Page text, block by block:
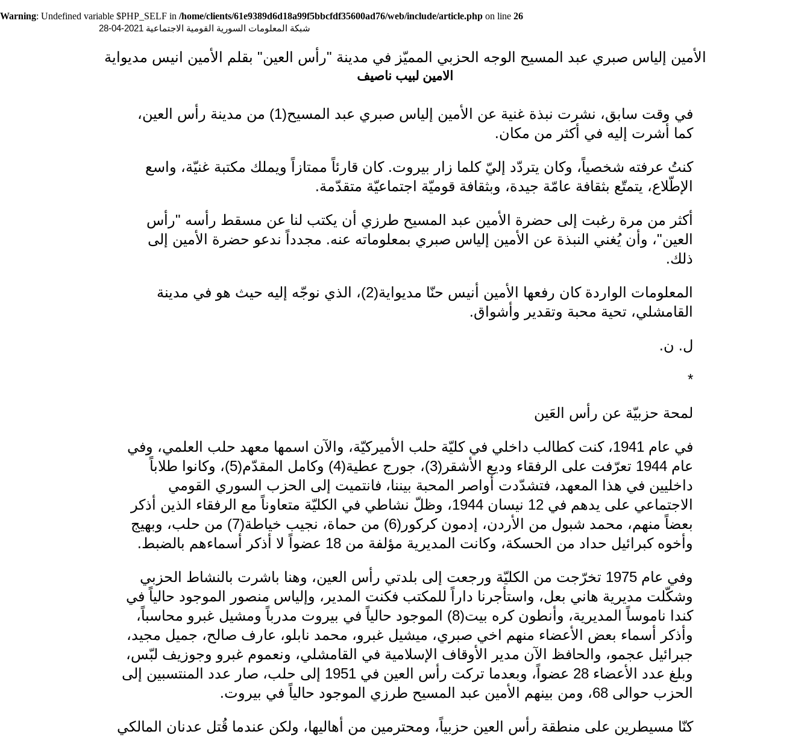
Warning: Undefined variable $PHP_SELF in /home/clients/61e9389d6d18a99f5bbcfdf35600ad76/web/include/article.php on line 26
شبكة المعلومات السورية القومية الاجتماعية 2021-04-28
الأمين إلياس صبري عبد المسيح الوجه الحزبي المميّز في مدينة "رأس العين" بقلم الأمين انيس مديواية
الامين لبيب ناصيف
في وقت سابق، نشرت نبذة غنية عن الأمين إلياس صبري عبد المسيح(1) من مدينة رأس العين،
كما أشرت إليه في أكثر من مكان.
كنتُ عرفته شخصياً، وكان يتردّد إليّ كلما زار بيروت. كان قارئاً ممتازاً ويملك مكتبة غنيّة، واسع
الإطّلاع، يتمتّع بثقافة عامّة جيدة، وبثقافة قوميّة اجتماعيّة متقدّمة.
أكثر من مرة رغبت إلى حضرة الأمين عبد المسيح طرزي أن يكتب لنا عن مسقط رأسه "رأس
العين"، وأن يُغني النبذة عن الأمين إلياس صبري بمعلوماته عنه. مجدداً ندعو حضرة الأمين إلى
ذلك.
المعلومات الواردة كان رفعها الأمين أنيس حنّا مديواية(2)، الذي نوجّه إليه حيث هو في مدينة
القامشلي، تحية محبة وتقدير وأشواق.
ل. ن.
*
لمحة حزبيّة عن رأس العَين
في عام 1941، كنت كطالب داخلي في كليّة حلب الأميركيّة، والآن اسمها معهد حلب العلمي، وفي
عام 1944 تعرّفت على الرفقاء وديع الأشقر(3)، جورج عطية(4) وكامل المقدّم(5)، وكانوا طلاباً
داخليين في هذا المعهد، فتشدّدت أواصر المحبة بيننا، فانتميت إلى الحزب السوري القومي
الاجتماعي على يدهم في 12 نيسان 1944، وظلّ نشاطي في الكليّة متعاوناً مع الرفقاء الذين أذكر
بعضاً منهم، محمد شبول من الأردن، إدمون كركور(6) من حماة، نجيب خياطة(7) من حلب، وبهيج
وأخوه كبرائيل حداد من الحسكة، وكانت المديرية مؤلفة من 18 عضواً لا أذكر أسماءهم بالضبط.
وفي عام 1975 تخرّجت من الكليّة ورجعت إلى بلدتي رأس العين، وهنا باشرت بالنشاط الحزبي
وشكّلت مديرية هاني بعل، واستأجرنا داراً للمكتب فكنت المدير، وإلياس منصور الموجود حالياً في
كندا ناموساً المديرية، وأنطون كره بيت(8) الموجود حالياً في بيروت مدرباً ومشيل غبرو محاسباً،
وأذكر أسماء بعض الأعضاء منهم اخي صبري، ميشيل غبرو، محمد نابلو، عارف صالح، جميل مجيد،
جبرائيل عجمو، والحافظ الآن مدير الأوقاف الإسلامية في القامشلي، ونعموم غبرو وجوزيف لبّس،
وبلغ عدد الأعضاء 28 عضواً، وبعدما تركت رأس العين في 1951 إلى حلب، صار عدد المنتسبين إلى
الحزب حوالى 68، ومن بينهم الأمين عبد المسيح طرزي الموجود حالياً في بيروت.
كنّا مسيطرين على منطقة رأس العين حزبياً، ومحترمين من أهاليها، ولكن عندما قُتل عدنان المالكي